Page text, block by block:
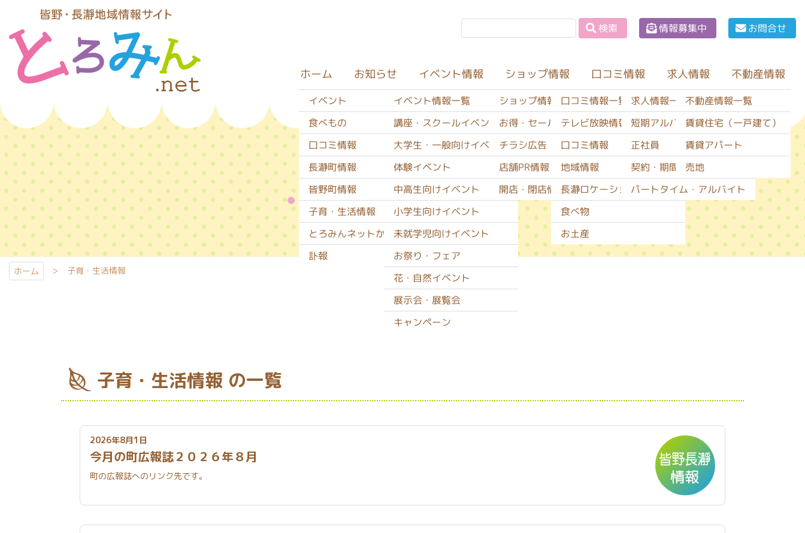
へ
ス
キ
ッ
とろみんネッ
ト
検索 情報募集中 お問合せ
ホーム お知らせ
イベント
食べもの
口コミ情報
長瀞町情報
皆野町情報
子育・生活情報
とろみんネットからのお知らせ
訃報
イベント情報
イベント情報一覧
講座・スクールイベント
大学生・一般向けイベント
体験イベント
中高生向けイベント
小学生向けイベント
未就学児向けイベント
お祭り・フェア
花・自然イベント
展示会・展覧会
キャンペーン
ショップ情報
ショップ情報一覧
お得・セール情報
チラシ広告
店舗PR情報
開店・閉店情報
口コミ情報
口コミ情報一覧
テレビ放映情報
口コミ情報
地域情報
長瀞ロケーションサービス
食べ物
お土産
求人情報
求人情報一覧
短期アルバイト
正社員
契約・期間社員
パートタイム・アルバイト
不動産情報
不動産情報一覧
賃貸住宅（一戸建て）
賃貸アパート
売地
子育・生活情報
ホーム 子育・生活情報
子育・生活情報 の一覧
2026年8月1日
今月の町広報誌２０２６年８月
町の広報誌へのリンク先です。